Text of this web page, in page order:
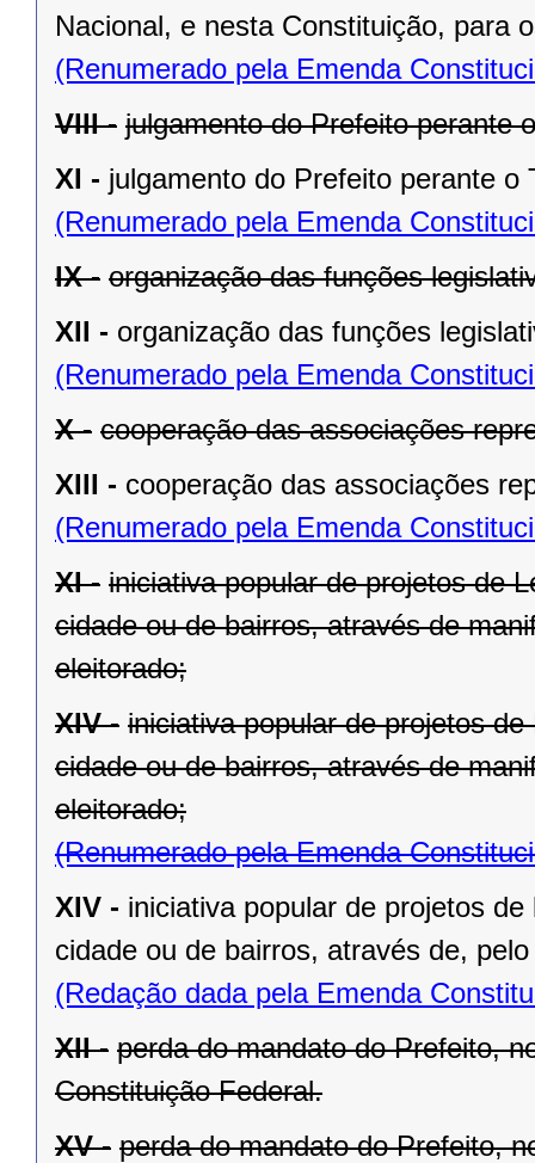
Nacional, e nesta Constituição, para
(Renumerado pela Emenda
VIII - julgamento do Prefeito perante
XI - julgamento do Prefeito perante o
(Renumerado pela Emenda
IX - organização das funções
XII - organização das funções
(Renumerado pela Emenda
X - cooperação das associações
XIII - cooperação das associações
(Renumerado pela Emenda
XI - iniciativa popular de projetos de
cidade ou de bairros, através de
eleitorado;
XIV - iniciativa popular de projetos
cidade ou de bairros, através de
eleitorado;
(Renumerado pela Emenda
XIV - iniciativa popular de projetos
cidade ou de bairros, através de,
(Redação dada pela Emenda
XII - perda do mandato do Prefeito,
Constituição Federal.
XV - perda do mandato do Prefeito,